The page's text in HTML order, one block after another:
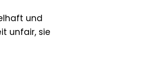
und
unfair, sie